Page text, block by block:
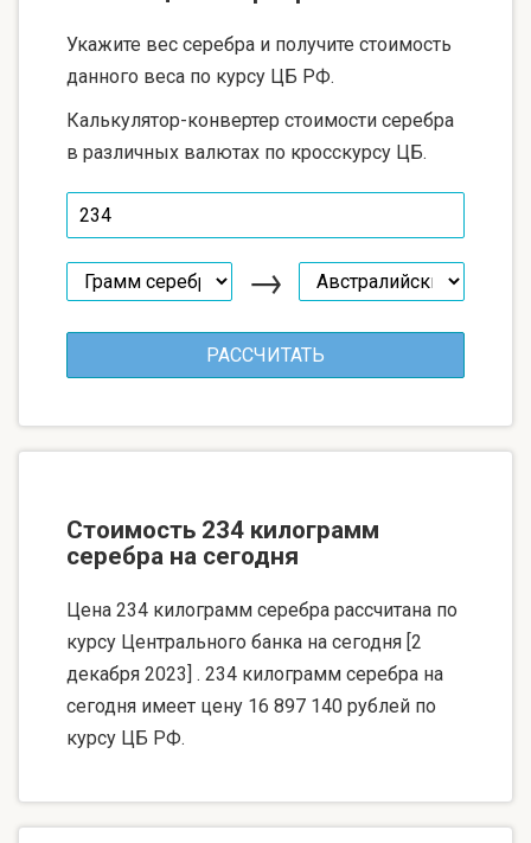
Укажите вес серебра и получите стоимость
данного веса по курсу ЦБ РФ.
Калькулятор-конвертер стоимости серебра
в различных валютах по кросскурсу ЦБ.
→
Стоимость 234 килограмм
серебра на сегодня
Цена 234 килограмм серебра рассчитана по
курсу Центрального банка на сегодня [2
декабря 2023] . 234 килограмм серебра на
сегодня имеет цену 16 897 140 рублей по
курсу ЦБ РФ.